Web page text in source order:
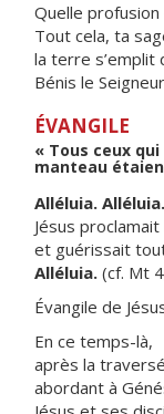
Quelle
Tout cela, ta
la terre s’emplit
Bénis le
ÉVANGILE
« Tous ceux
manteau
Alléluia. Alléluia.
Jésus proclamait
et guérissait
Alléluia. (cf. Mt
Évangile de
En ce temps-là,
après la
abordant à